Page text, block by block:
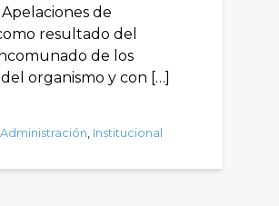
de
resultado del
de los
organismo y con […]
Administración Institucional